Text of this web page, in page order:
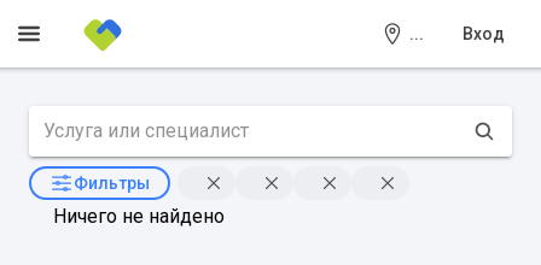
... Вход
Фильтры
Ничего не найдено